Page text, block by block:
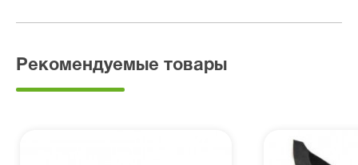
Рекомендуемые товары